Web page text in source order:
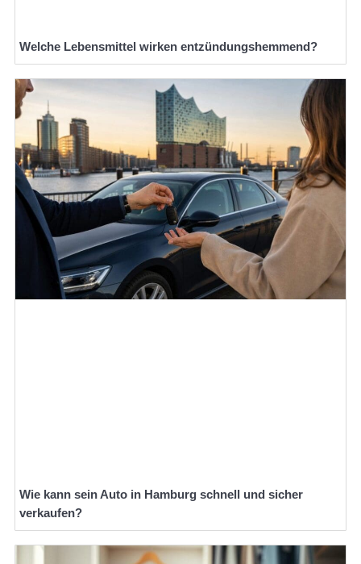
Welche Lebensmittel wirken entzündungshemmend?
Wie kann sein Auto in Hamburg schnell und sicher
verkaufen?